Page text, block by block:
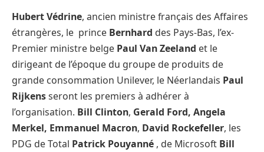
Hubert Védrine, ancien ministre français des Affaires
étrangères, le prince Bernhard des Pays-Bas, l’ex-
Premier ministre belge Paul Van Zeeland et le
dirigeant de l’époque du groupe de produits de
grande consommation Unilever, le Néerlandais Paul
Rijkensseront les premiers à adhérer à
l’organisation. Bill Clinton, Gerald Ford, Angela
Merkel, Emmanuel Macron, David Rockefeller, les
PDG de Total Patrick Pouyanné , de Microsoft Bill